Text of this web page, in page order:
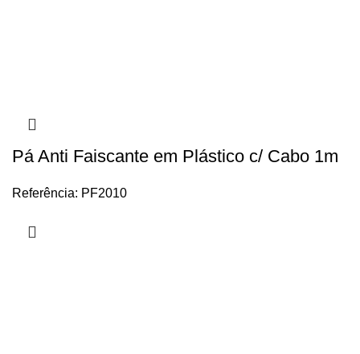
Pá Anti Faiscante em Plástico c/ Cabo 1m
Referência: PF2010